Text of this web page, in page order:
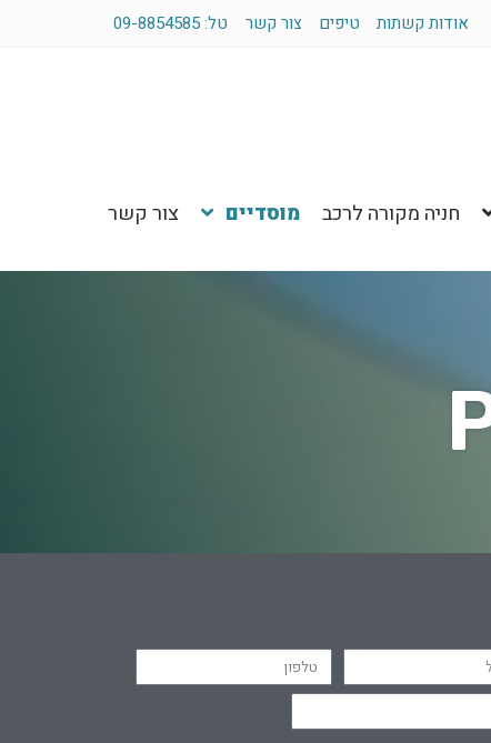
אודות קשתות טיפים צור קשר טל: 09-8854585
חניה מקורה לרכב מוסדיים צור קשר